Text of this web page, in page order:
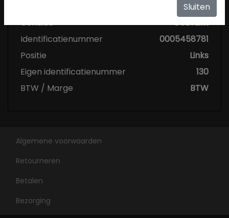
Conditie
Gebruikt
Identificatienummer
0005458781
Positie
Links
Eigen identificatienummer
130
BTW / Marge
BTW
Algemene voorwaarden
Retourneren
Betalen
Bezorging
Sluiten